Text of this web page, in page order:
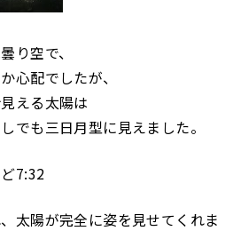
り空で、
心配でしたが、
える太陽は
でも三日月型に見えました。
7:32
太陽が完全に姿を見せてくれま